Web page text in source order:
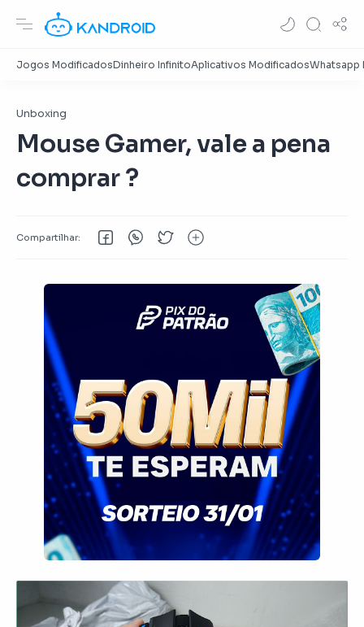
Unboxing
Mouse Gamer, vale a pena
comprar ?